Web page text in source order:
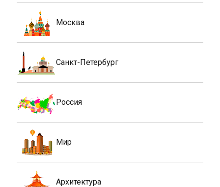
Москва
Санкт-Петербург
Россия
Мир
Архитектура